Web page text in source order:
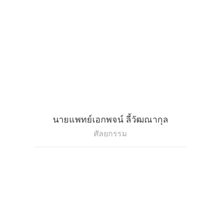
นายแพทย์เอกพจน์ ลี้วัฒณากุล
ศัลยกรรม